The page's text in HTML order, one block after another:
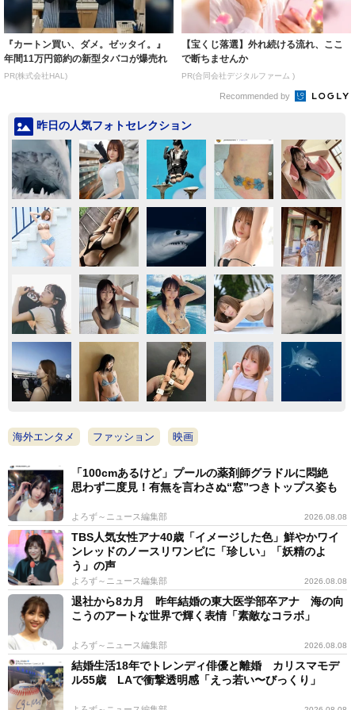
『カートン買い、ダメ。ゼッタイ。』
年間11万円節約の新型タバコが爆売れ
PR(株式会社HAL)
【宝くじ落選】外れ続ける流れ、ここ
で断ちませんか
PR(合同会社デジタルファーム )
Recommended by
昨日の人気フォトセレクション
海外エンタメ ファッション 映画
「100cmあるけど」プールの薬剤師グラドルに悶絶
思わず二度見！有無を言わさぬ“窓”つきトップス姿も
よろず～ニュース編集部 2026.08.08
TBS人気女性アナ40歳「イメージした色」鮮やかワイ
ンレッドのノースリワンピに「珍しい」「妖精のよ
う」の声
よろず～ニュース編集部 2026.08.08
退社から8カ月 昨年結婚の東大医学部卒アナ 海の向
こうのアートな世界で輝く表情「素敵なコラボ」
よろず～ニュース編集部 2026.08.08
結婚生活18年でトレンディ俳優と離婚 カリスマモデ
ル55歳 LAで衝撃透明感「えっ若い〜びっくり」